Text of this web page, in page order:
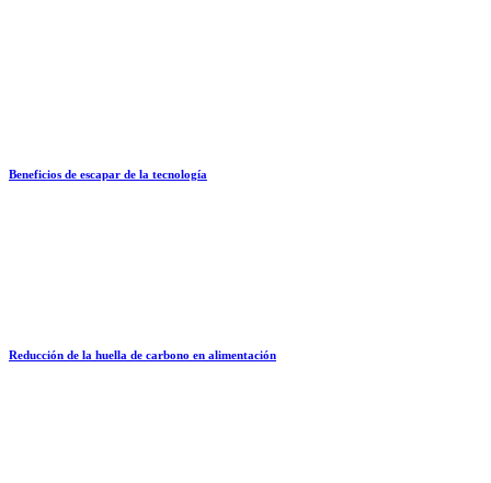
Beneficios de escapar de la tecnología
Reducción de la huella de carbono en alimentación